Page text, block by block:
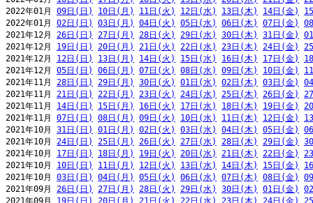
2022年01月 09日(日) 10日(月) 11日(火) 12日(水) 13日(木) 14日(金)
2022年01月 02日(日) 03日(月) 04日(火) 05日(水) 06日(木) 07日(金)
2021年12月 26日(日) 27日(月) 28日(火) 29日(水) 30日(木) 31日(金)
2021年12月 19日(日) 20日(月) 21日(火) 22日(水) 23日(木) 24日(金)
2021年12月 12日(日) 13日(月) 14日(火) 15日(水) 16日(木) 17日(金)
2021年12月 05日(日) 06日(月) 07日(火) 08日(水) 09日(木) 10日(金)
2021年11月 28日(日) 29日(月) 30日(火) 01日(水) 02日(木) 03日(金)
2021年11月 21日(日) 22日(月) 23日(火) 24日(水) 25日(木) 26日(金)
2021年11月 14日(日) 15日(月) 16日(火) 17日(水) 18日(木) 19日(金)
2021年11月 07日(日) 08日(月) 09日(火) 10日(水) 11日(木) 12日(金)
2021年10月 31日(日) 01日(月) 02日(火) 03日(水) 04日(木) 05日(金)
2021年10月 24日(日) 25日(月) 26日(火) 27日(水) 28日(木) 29日(金)
2021年10月 17日(日) 18日(月) 19日(火) 20日(水) 21日(木) 22日(金)
2021年10月 10日(日) 11日(月) 12日(火) 13日(水) 14日(木) 15日(金)
2021年10月 03日(日) 04日(月) 05日(火) 06日(水) 07日(木) 08日(金)
2021年09月 26日(日) 27日(月) 28日(火) 29日(水) 30日(木) 01日(金)
2021年09月 19日(日) 20日(月) 21日(火) 22日(水) 23日(木) 24日(金)